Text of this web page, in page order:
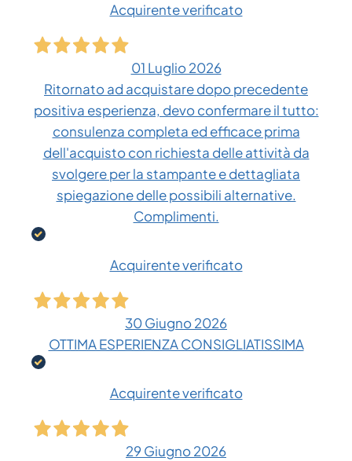
Acquirente verificato
01 Luglio 2026
Ritornato ad acquistare dopo precedente
positiva esperienza, devo confermare il tutto:
consulenza completa ed efficace prima
dell'acquisto con richiesta delle attività da
svolgere per la stampante e dettagliata
spiegazione delle possibili alternative.
Complimenti.
Acquirente verificato
30 Giugno 2026
OTTIMA ESPERIENZA CONSIGLIATISSIMA
Acquirente verificato
29 Giugno 2026